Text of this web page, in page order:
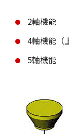
2軸機能
4軸機能（
5軸機能